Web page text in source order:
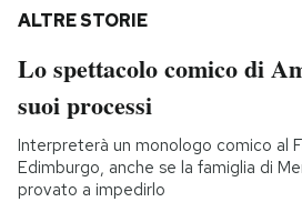
ALTRE STORIE
Lo spettacolo comico di
suoi processi
Interpreterà un monologo comico al
Edimburgo, anche se la famiglia di
provato a impedirlo